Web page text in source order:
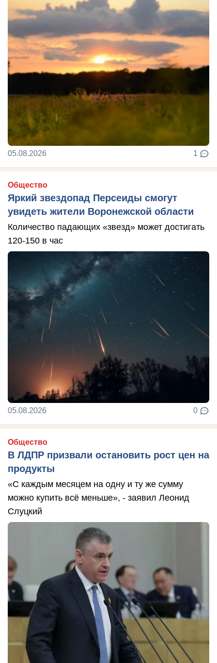
05.08.2026 1
Общество
Яркий звездопад Персеиды смогут
увидеть жители Воронежской области
Количество падающих «звезд» может достигать
120-150 в час
05.08.2026 0
Общество
В ЛДПР призвали остановить рост цен на
продукты
«С каждым месяцем на одну и ту же сумму
можно купить всё меньше», - заявил Леонид
Слуцкий